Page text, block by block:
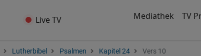
Live TV Mediathek TV
Lutherbibel Psalmen Kapitel 24 Vers 10